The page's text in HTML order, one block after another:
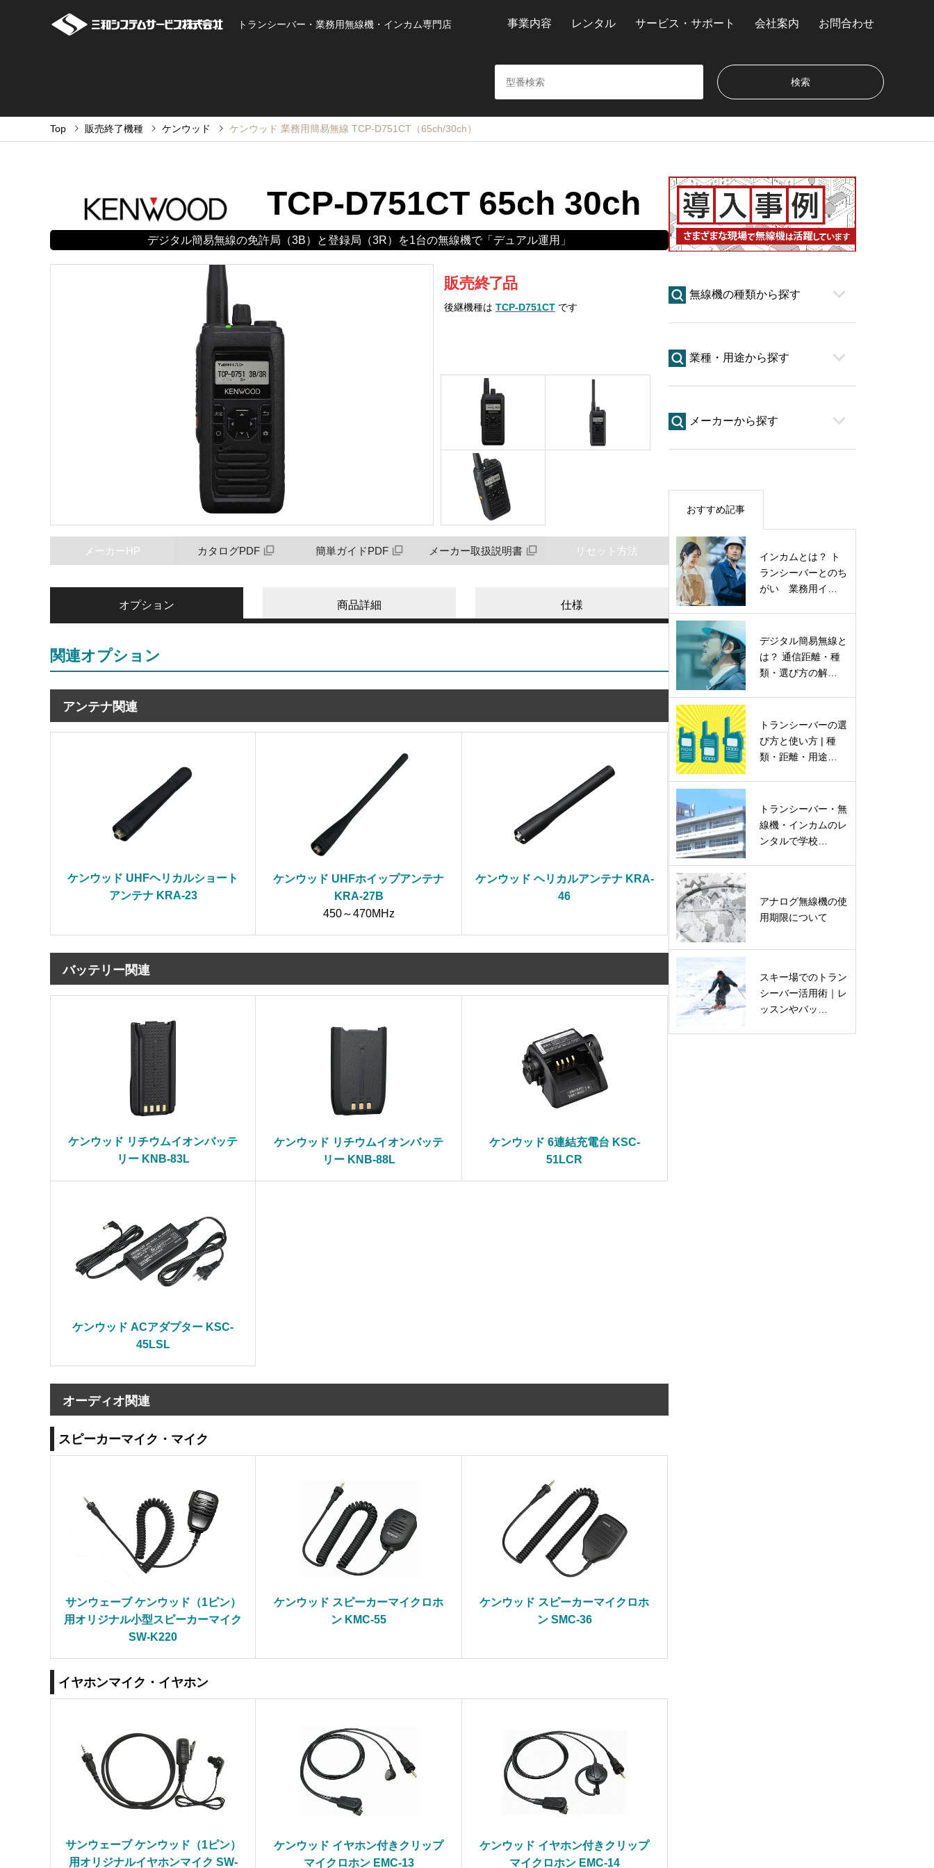
トランシーバー・業務用無線機・インカム専門店 事業内容 レンタル サービス・サポート 会社案内 お問合わせ
Top 販売終了機種 ケンウッド ケンウッド 業務用簡易無線 TCP-D751CT（65ch/30ch）
TCP-D751CT 65ch 30ch
デジタル簡易無線の免許局（3B）と登録局（3R）を1台の無線機で「デュアル運用」
販売終了品
後継機種は TCP-D751CTです
メーカーHP カタログPDF 簡単ガイドPDF メーカー取扱説明書 リセット方法
オプション 商品詳細 仕様
関連オプション
アンテナ関連
ケンウッド UHFヘリカルショート
アンテナ KRA-23
ケンウッド UHFホイップアンテナ
KRA-27B
450～470MHz
ケンウッド ヘリカルアンテナ KRA-
46
バッテリー関連
ケンウッド リチウムイオンバッテ
リー KNB-83L
ケンウッド リチウムイオンバッテ
リー KNB-88L
ケンウッド 6連結充電台 KSC-
51LCR
ケンウッド ACアダプター KSC-
45LSL
オーディオ関連
スピーカーマイク・マイク
サンウェーブ ケンウッド（1ピン）
用オリジナル小型スピーカーマイク
SW-K220
ケンウッド スピーカーマイクロホ
ン KMC-55
ケンウッド スピーカーマイクロホ
ン SMC-36
イヤホンマイク・イヤホン
サンウェーブ ケンウッド（1ピン）
用オリジナルイヤホンマイク SW-
ケンウッド イヤホン付きクリップ
マイクロホン EMC-13
ケンウッド イヤホン付きクリップ
マイクロホン EMC-14
無線機の種類から探す
業種・用途から探す
メーカーから探す
おすすめ記事
インカムとは？ ト
ランシーバーとのち
がい 業務用イ…
デジタル簡易無線と
は？ 通信距離・種
類・選び方の解…
トランシーバーの選
び方と使い方 | 種
類・距離・用途…
トランシーバー・無
線機・インカムのレ
ンタルで学校…
アナログ無線機の使
用期限について
スキー場でのトラン
シーバー活用術｜レ
ッスンやバッ…